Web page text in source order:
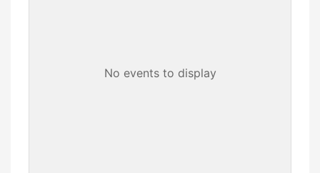
No events to display